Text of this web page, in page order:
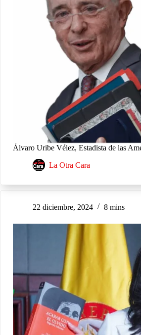
Álvaro Uribe Vélez, Estadista de las
La Otra Cara
22 diciembre, 2024 8 mins